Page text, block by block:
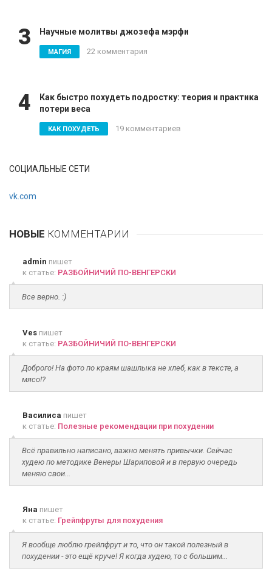
3 Научные молитвы джозефа мэрфи
МАГИЯ 22 комментария
4
Как быстро похудеть подростку: теория и практика
потери веса
КАК ПОХУДЕТЬ 19 комментариев
СОЦИАЛЬНЫЕ СЕТИ
vk.com
НОВЫЕ КОММЕНТАРИИ
admin пишет
к статье: РАЗБОЙНИЧИЙ ПО-ВЕНГЕРСКИ
Все верно. :)
Ves пишет
к статье: РАЗБОЙНИЧИЙ ПО-ВЕНГЕРСКИ
Доброго! На фото по краям шашлыка не хлеб, как в тексте, а
мясо!?
Василиса пишет
к статье: Полезные рекомендации при похудении
Всё правильно написано, важно менять привычки. Сейчас
худею по методике Венеры Шариповой и в первую очередь
меняю свои...
Яна пишет
к статье: Грейпфруты для похудения
Я вообще люблю грейпфрут и то, что он такой полезный в
похудении - это ещё круче! Я когда худею, то с большим...